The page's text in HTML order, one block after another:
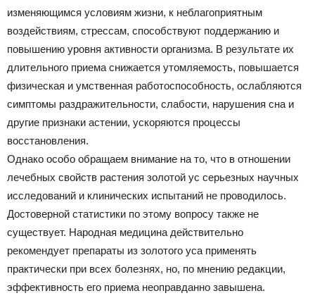
изменяющимся условиям жизни, к неблагоприятным
воздействиям, стрессам, способствуют поддержанию и
повышению уровня активности организма. В результате их
длительного приема снижается утомляемость, повышается
физическая и умственная работоспособность, ослабляются
симптомы раздражительности, слабости, нарушения сна и
другие признаки астении, ускоряются процессы
восстановления.
Однако особо обращаем внимание на то, что в отношении
лечебных свойств растения золотой ус серьезных научных
исследований и клинических испытаний не проводилось.
Достоверной статистики по этому вопросу также не
существует. Народная медицина действительно
рекомендует препараты из золотого уса применять
практически при всех болезнях, но, по мнению редакции,
эффективность его приема неоправданно завышена.